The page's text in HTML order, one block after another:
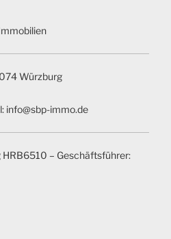
Würzburg
info@sbp-immo.de
– Geschäftsführer: